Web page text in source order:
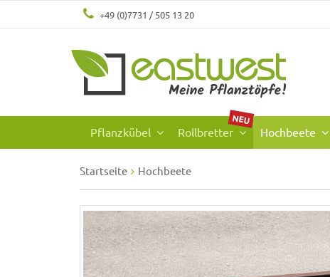
+49 (0)7731 / 505 13 20
Pflanzkübel Rollbretter
NEU
Hochbeete
Startseite Hochbeete